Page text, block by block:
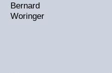
Bernard
Woringer